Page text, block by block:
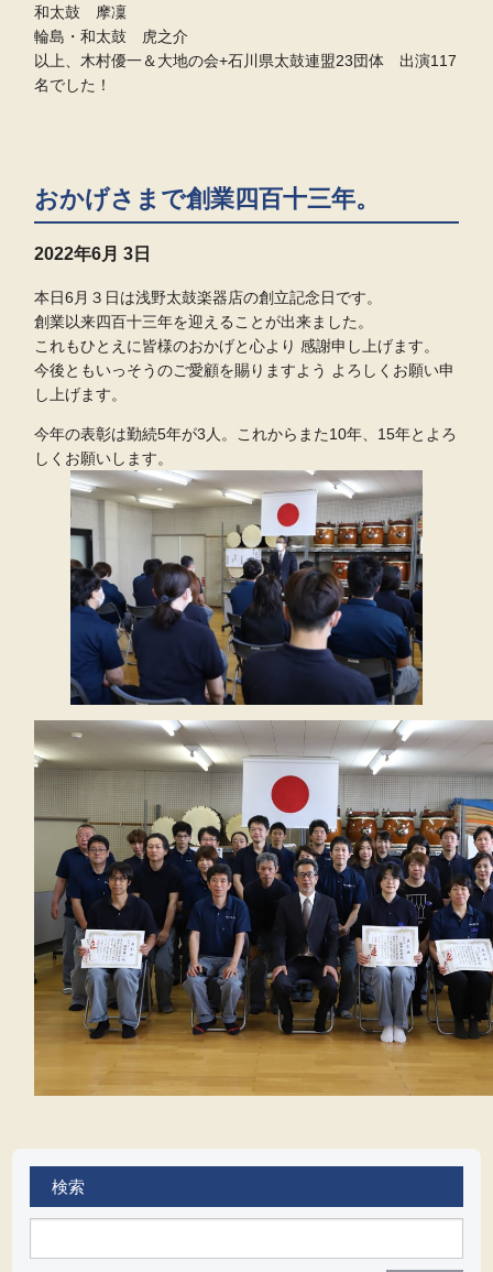
和太鼓 摩凜
輪島・和太鼓 虎之介
以上、木村優一＆大地の会+石川県太鼓連盟23団体 出演117
名でした！
おかげさまで創業四百十三年。
2022年6月 3日
本日6月３日は浅野太鼓楽器店の創立記念日です。
創業以来四百十三年を迎えることが出来ました。
これもひとえに皆様のおかげと心より 感謝申し上げます。
今後ともいっそうのご愛顧を賜りますよう よろしくお願い申
し上げます。
今年の表彰は勤続5年が3人。これからまた10年、15年とよろ
しくお願いします。
検索